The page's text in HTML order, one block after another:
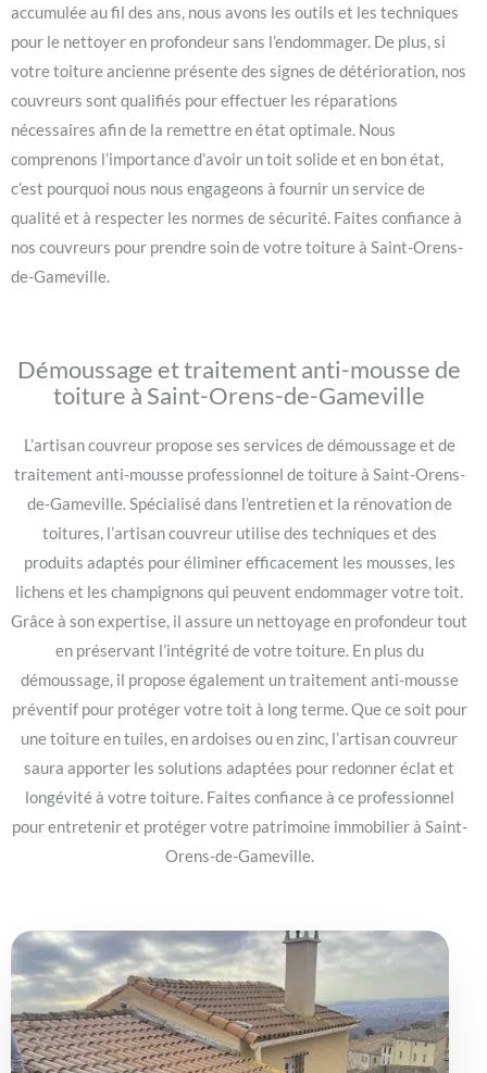
accumulée au fil des ans, nous avons les outils et les techniques
pour le nettoyer en profondeur sans l’endommager. De plus, si
votre toiture ancienne présente des signes de détérioration, nos
couvreurs sont qualifiés pour effectuer les réparations
nécessaires afin de la remettre en état optimale. Nous
comprenons l’importance d’avoir un toit solide et en bon état,
c’est pourquoi nous nous engageons à fournir un service de
qualité et à respecter les normes de sécurité. Faites confiance à
nos couvreurs pour prendre soin de votre toiture à Saint-Orens-
de-Gameville.
Démoussage et traitement anti-mousse de
toiture à Saint-Orens-de-Gameville
L’artisan couvreur propose ses services de démoussage et de
traitement anti-mousse professionnel de toiture à Saint-Orens-
de-Gameville. Spécialisé dans l’entretien et la rénovation de
toitures, l’artisan couvreur utilise des techniques et des
produits adaptés pour éliminer efficacement les mousses, les
lichens et les champignons qui peuvent endommager votre toit.
Grâce à son expertise, il assure un nettoyage en profondeur tout
en préservant l’intégrité de votre toiture. En plus du
démoussage, il propose également un traitement anti-mousse
préventif pour protéger votre toit à long terme. Que ce soit pour
une toiture en tuiles, en ardoises ou en zinc, l’artisan couvreur
saura apporter les solutions adaptées pour redonner éclat et
longévité à votre toiture. Faites confiance à ce professionnel
pour entretenir et protéger votre patrimoine immobilier à Saint-
Orens-de-Gameville.